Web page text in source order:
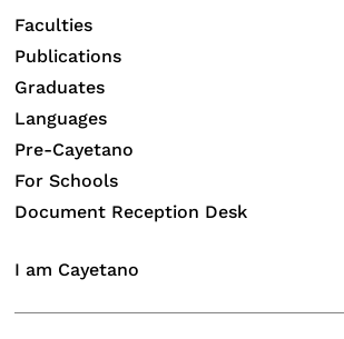
Faculties
Publications
Graduates
Languages
Pre-Cayetano
For Schools
Document Reception Desk
I am Cayetano